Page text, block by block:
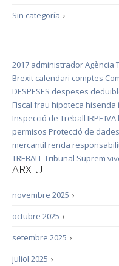
›
Sin categoría
2017 administradorAgència
Brexit calendari comptes
DESPESES despeses
Fiscal frau hipoteca hisenda
Inspecció de Treball IRPF IVA
permisos Protecció de dades
mercantil renda
TREBALLTribunal Suprem
ARXIU
›
novembre 2025
›
octubre 2025
›
setembre 2025
›
juliol 2025